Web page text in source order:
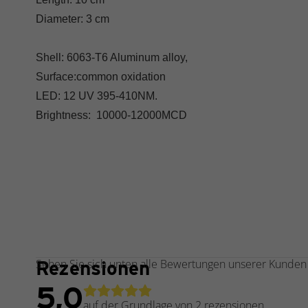
Diameter: 3 cm
Shell: 6063-T6 Aluminum alloy,
Surface:common oxidation
LED: 12 UV 395-410NM.
Brightness: 10000-12000MCD
Rezensionen
Sehen Sie sich unten alle Bewertungen unserer
5,0